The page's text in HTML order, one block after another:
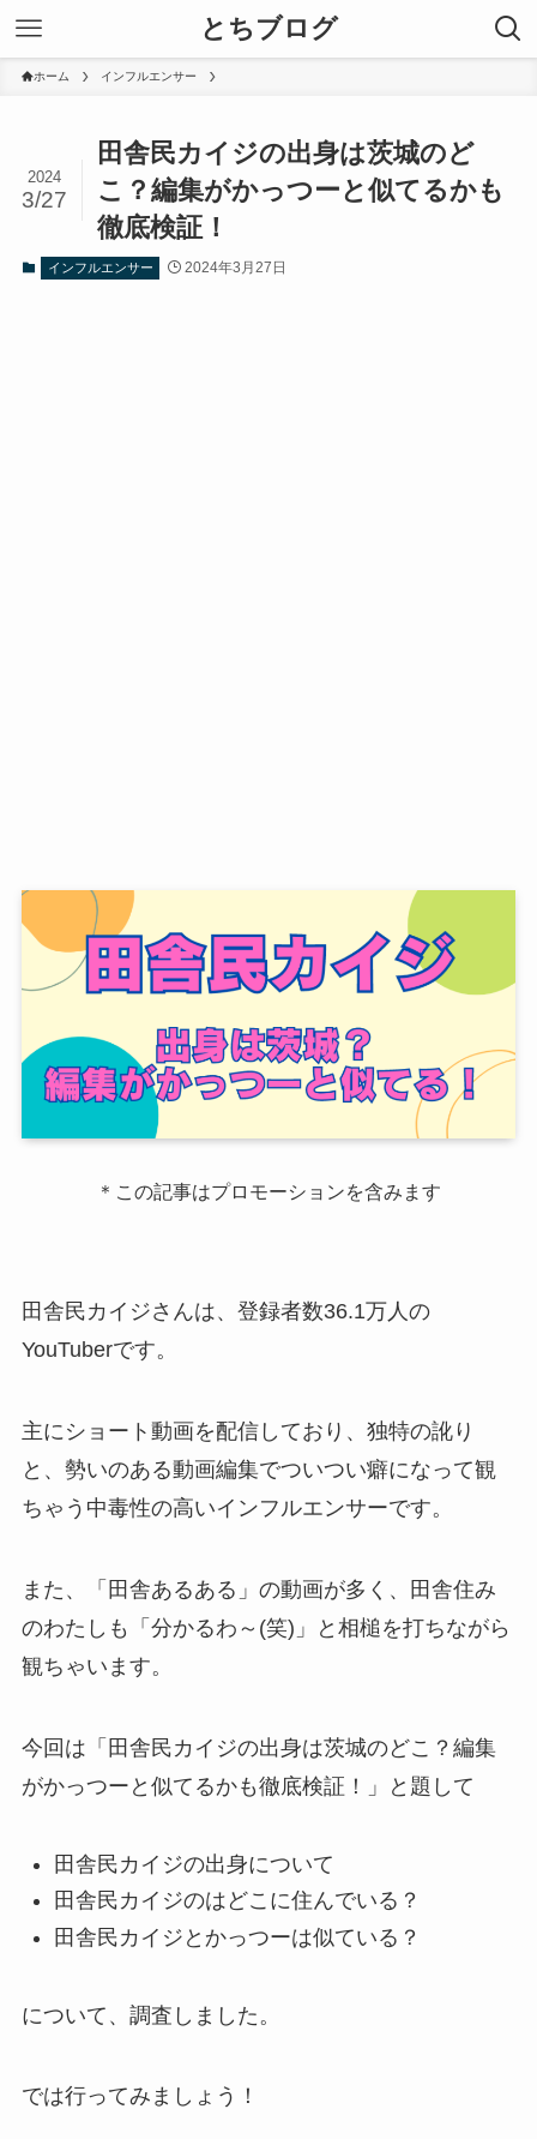
とちブログ
ホーム インフルエンサー
田舎民カイジの出身は茨城のど
こ？編集がかっつーと似てるかも
徹底検証！
2024
3/27
インフルエンサー 2024年3月27日
＊この記事はプロモーションを含みます
田舎民カイジさんは、登録者数36.1万人の
YouTuberです。
主にショート動画を配信しており、独特の訛り
と、勢いのある動画編集でついつい癖になって観
ちゃう中毒性の高いインフルエンサーです。
また、「田舎あるある」の動画が多く、田舎住み
のわたしも「分かるわ～(笑)」と相槌を打ちながら
観ちゃいます。
今回は「田舎民カイジの出身は茨城のどこ？編集
がかっつーと似てるかも徹底検証！」と題して
田舎民カイジの出身について
田舎民カイジのはどこに住んでいる？
田舎民カイジとかっつーは似ている？
について、調査しました。
では行ってみましょう！